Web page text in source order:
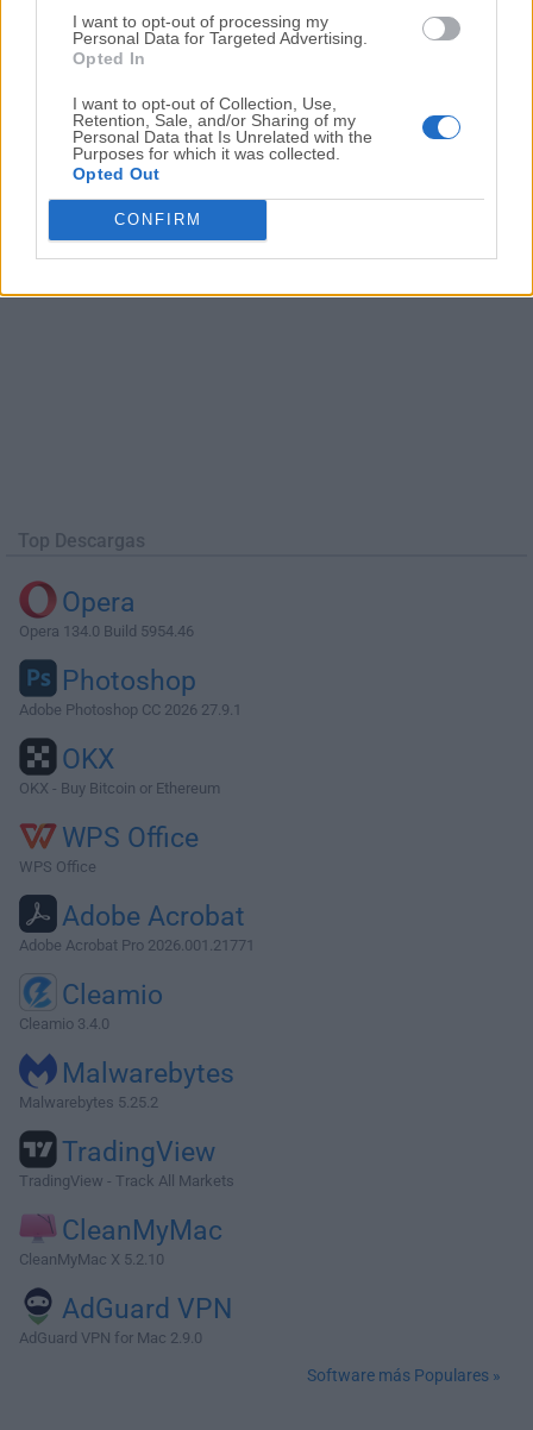
I want to opt-out of processing my
Personal Data for Targeted Advertising.
Opted In
I want to opt-out of Collection, Use,
Retention, Sale, and/or Sharing of my
Personal Data that Is Unrelated with the
Purposes for which it was collected.
Opted Out
CONFIRM
Clover Configurator 5.17.4.3
Fecha Publicado: 05 mar.. 2021 (hace 5 años)
1 2 3
Top Descargas
Opera
Opera 134.0 Build 5954.46
Photoshop
Adobe Photoshop CC 2026 27.9.1
OKX
OKX - Buy Bitcoin or Ethereum
WPS Office
WPS Office
Adobe Acrobat
Adobe Acrobat Pro 2026.001.21771
Cleamio
Cleamio 3.4.0
Malwarebytes
Malwarebytes 5.25.2
TradingView
TradingView - Track All Markets
CleanMyMac
CleanMyMac X 5.2.10
AdGuard VPN
AdGuard VPN for Mac 2.9.0
Software más Populares »